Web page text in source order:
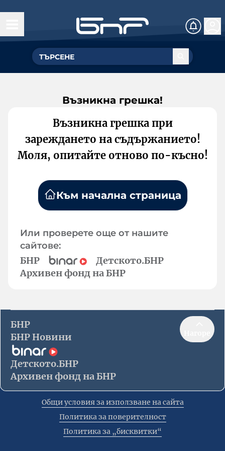
Възникна грешка!
Възникна грешка при
зареждането на съдържанието!
Моля, опитайте отново по-късно!
Към начална страница
Или проверете още от нашите
сайтове:
БНР
Детското.БНР
Архивен фонд на БНР
БНР
БНР Новини
Детското.БНР
Архивен фонд на БНР
Общи условия за използване на сайта
Политика за поверителност
Политика за „бисквитки“